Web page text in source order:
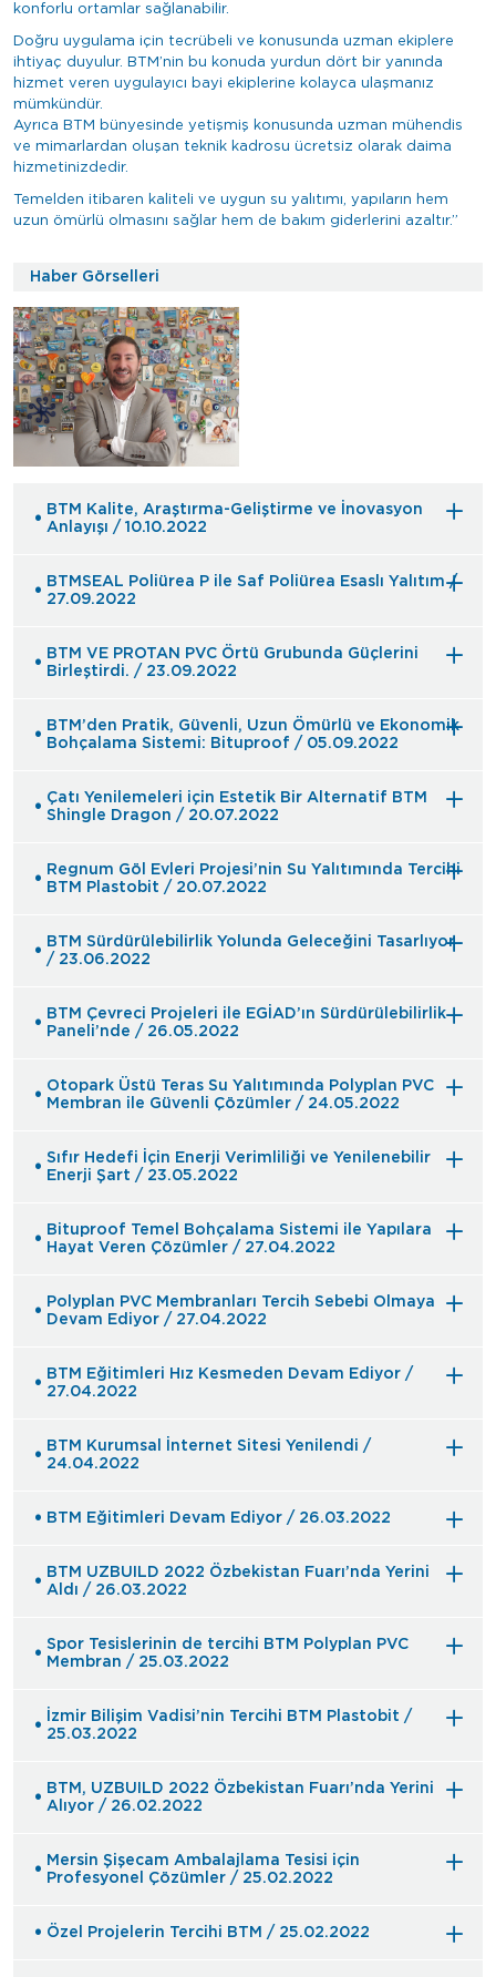
konforlu ortamlar sağlanabilir.
Doğru uygulama için tecrübeli ve konusunda uzman ekiplere
ihtiyaç duyulur. BTM’nin bu konuda yurdun dört bir yanında
hizmet veren uygulayıcı bayi ekiplerine kolayca ulaşmanız
mümkündür.
Ayrıca BTM bünyesinde yetişmiş konusunda uzman mühendis
ve mimarlardan oluşan teknik kadrosu ücretsiz olarak daima
hizmetinizdedir.
Temelden itibaren kaliteli ve uygun su yalıtımı, yapıların hem
uzun ömürlü olmasını sağlar hem de bakım giderlerini azaltır.”
Haber Görselleri
BTM Kalite, Araştırma-Geliştirme ve İnovasyon
Anlayışı / 10.10.2022
BTMSEAL Poliürea P ile Saf Poliürea Esaslı Yalıtım /
27.09.2022
BTM VE PROTAN PVC Örtü Grubunda Güçlerini
Birleştirdi. / 23.09.2022
BTM’den Pratik, Güvenli, Uzun Ömürlü ve Ekonomik
Bohçalama Sistemi: Bituproof / 05.09.2022
Çatı Yenilemeleri için Estetik Bir Alternatif BTM
Shingle Dragon / 20.07.2022
Regnum Göl Evleri Projesi’nin Su Yalıtımında Tercihi
BTM Plastobit / 20.07.2022
BTM Sürdürülebilirlik Yolunda Geleceğini Tasarlıyor
/ 23.06.2022
BTM Çevreci Projeleri ile EGİAD’ın Sürdürülebilirlik
Paneli’nde / 26.05.2022
Otopark Üstü Teras Su Yalıtımında Polyplan PVC
Membran ile Güvenli Çözümler / 24.05.2022
Sıfır Hedefi İçin Enerji Verimliliği ve Yenilenebilir
Enerji Şart / 23.05.2022
Bituproof Temel Bohçalama Sistemi ile Yapılara
Hayat Veren Çözümler / 27.04.2022
Polyplan PVC Membranları Tercih Sebebi Olmaya
Devam Ediyor / 27.04.2022
BTM Eğitimleri Hız Kesmeden Devam Ediyor /
27.04.2022
BTM Kurumsal İnternet Sitesi Yenilendi /
24.04.2022
BTM Eğitimleri Devam Ediyor / 26.03.2022
BTM UZBUILD 2022 Özbekistan Fuarı’nda Yerini
Aldı / 26.03.2022
Spor Tesislerinin de tercihi BTM Polyplan PVC
Membran / 25.03.2022
İzmir Bilişim Vadisi’nin Tercihi BTM Plastobit /
25.03.2022
BTM, UZBUILD 2022 Özbekistan Fuarı’nda Yerini
Alıyor / 26.02.2022
Mersin Şişecam Ambalajlama Tesisi için
Profesyonel Çözümler / 25.02.2022
Özel Projelerin Tercihi BTM / 25.02.2022